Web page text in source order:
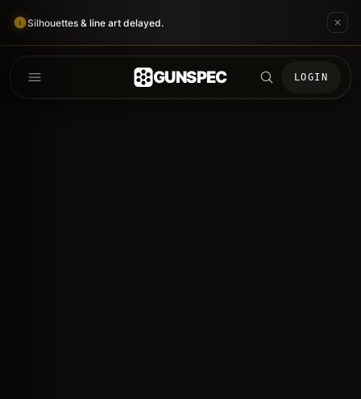
Silhouettes & line art delayed.
GUNSPEC LOGIN